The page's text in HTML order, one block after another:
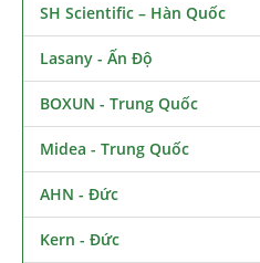
SH Scientific – Hàn Quốc
Lasany - Ấn Độ
BOXUN - Trung Quốc
Midea - Trung Quốc
AHN - Đức
Kern - Đức